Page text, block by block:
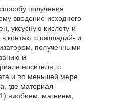
получения
введение исходного
уксусную кислоту и
контакт с палладий- и
полученными
и
носителя, с
и по меньшей мере
где материал
ниобием, магнием,